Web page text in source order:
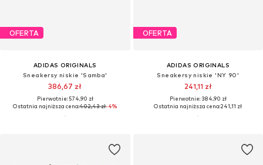
OFERTA
ADIDAS ORIGINALS
Sneakersy niskie 'Samba'
386,67 zł
Pierwotnie: 574,90 zł
Ostatnia najniższa cena:402,43 zł-4%
OFERTA
ADIDAS ORIGINALS
Sneakersy niskie 'NY 90'
241,11 zł
Pierwotnie: 384,90 zł
Ostatnia najniższa cena:241,11 zł